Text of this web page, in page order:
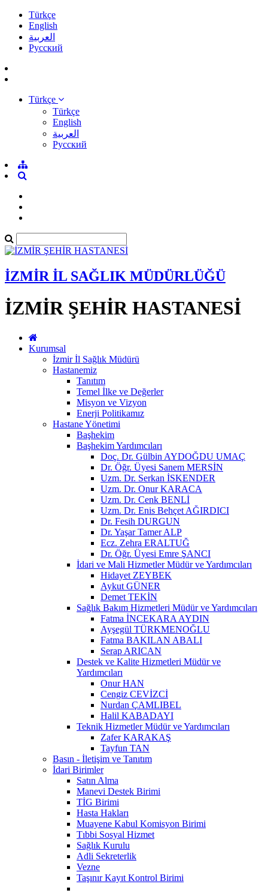
Türkçe
English
العربية
Pусский
Türkçe
Türkçe
English
العربية
Pусский
İZMİR İL SAĞLIK MÜDÜRLÜĞÜ
İZMİR ŞEHİR HASTANESİ
Kurumsal
İzmir İl Sağlık Müdürü
Hastanemiz
Tanıtım
Temel İlke ve Değerler
Misyon ve Vizyon
Enerji Politikamız
Hastane Yönetimi
Başhekim
Başhekim Yardımcıları
Doç. Dr. Gülbin AYDOĞDU UMAÇ
Dr. Öğr. Üyesi Sanem MERSİN
Uzm. Dr. Serkan İSKENDER
Uzm. Dr. Onur KARACA
Uzm. Dr. Cenk BENLİ
Uzm. Dr. Enis Behçet AĞIRDICI
Dr. Fesih DURGUN
Dr. Yaşar Tamer ALP
Ecz. Zehra ERALTUĞ
Dr. Öğr. Üyesi Emre ŞANCI
İdari ve Mali Hizmetler Müdür ve Yardımcıları
Hidayet ZEYBEK
Aykut GÜNER
Demet TEKİN
Sağlık Bakım Hizmetleri Müdür ve Yardımcıları
Fatma İNCEKARA AYDIN
Ayşegül TÜRKMENOĞLU
Fatma BAKILAN ABALI
Serap ARICAN
Destek ve Kalite Hizmetleri Müdür ve
Yardımcıları
Onur HAN
Cengiz CEVİZCİ
Nurdan ÇAMLIBEL
Halil KABADAYI
Teknik Hizmetler Müdür ve Yardımcıları
Zafer KARAKAŞ
Tayfun TAN
Basın - İletişim ve Tanıtım
İdari Birimler
Satın Alma
Manevi Destek Birimi
TİG Birimi
Hasta Hakları
Muayene Kabul Komisyon Birimi
Tıbbi Sosyal Hizmet
Sağlık Kurulu
Adli Sekreterlik
Vezne
Taşınır Kayıt Kontrol Birimi